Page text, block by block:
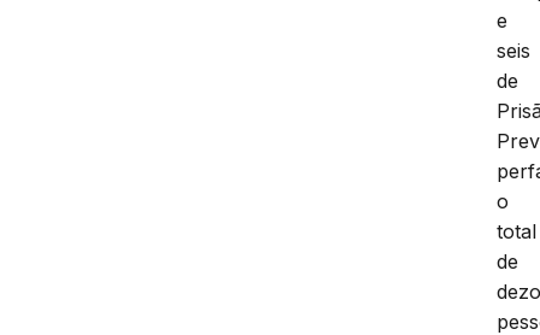
e
seis
de
o
total
de